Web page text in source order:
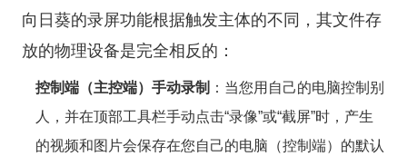
向日葵的录屏功能根据触发主体的不同，其文件存
放的物理设备是完全相反的：
控制端（主控端）手动录制 ：当您用自己的电脑控制别
人，并在顶部工具栏手动点击“录像”或“截屏”时，产生
的视频和图片会保存在您自己的电脑（控制端）的默认